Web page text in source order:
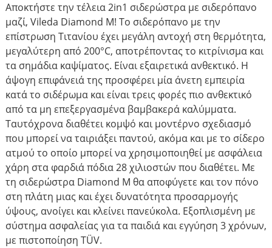
Αποκτήστε την τέλεια 2in1 σιδερώστρα με σιδερόπανο
μαζί, Vileda Diamond M! Το σιδερόπανο με την
επίστρωση Τιτανίου έχει μεγάλη αντοχή στη θερμότητα,
μεγαλύτερη από 200°C, αποτρέποντας το κιτρίνισμα και
τα σημάδια καψίματος. Είναι εξαιρετικά ανθεκτικό. Η
άψογη επιφάνειά της προσφέρει μία άνετη εμπειρία
κατά το σιδέρωμα και είναι τρεις φορές πιο ανθεκτικό
από τα μη επεξεργασμένα βαμβακερά καλύμματα.
Ταυτόχρονα διαθέτει κομψό και μοντέρνο σχεδιασμό
που μπορεί να ταιριάξει παντού, ακόμα και με το σίδερο
ατμού το οποίο μπορεί να χρησιμοποιηθεί με ασφάλεια
χάρη στα φαρδιά πόδια 28 χιλιοστών που διαθέτει. Με
τη σιδερώστρα Diamond Μ θα αποφύγετε και τον πόνο
στη πλάτη μιας και έχει δυνατότητα προσαρμογής
ύψους, ανοίγει και κλείνει πανεύκολα. Εξοπλισμένη με
σύστημα ασφαλείας για τα παιδιά και εγγύηση 3 χρόνων,
με πιστοποίηση TÜV.